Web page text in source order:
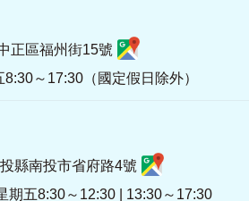
正區福州街15號
～17:30（國定假日除外）
縣南投市省府路4號
期五8:30～12:30 | 13:30～17:30